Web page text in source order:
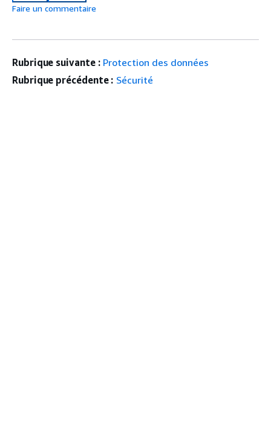
Faire un commentaire
Rubrique suivante : Protection des données
Rubrique précédente : Sécurité